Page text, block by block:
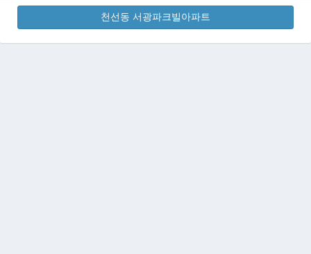
천선동 서광파크빌아파트